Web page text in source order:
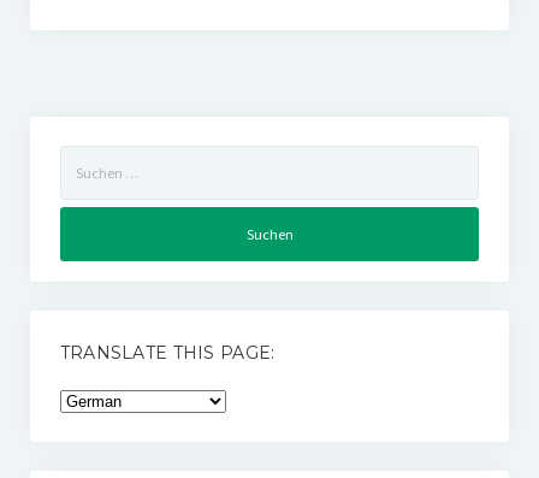
nach:
TRANSLATE THIS PAGE: